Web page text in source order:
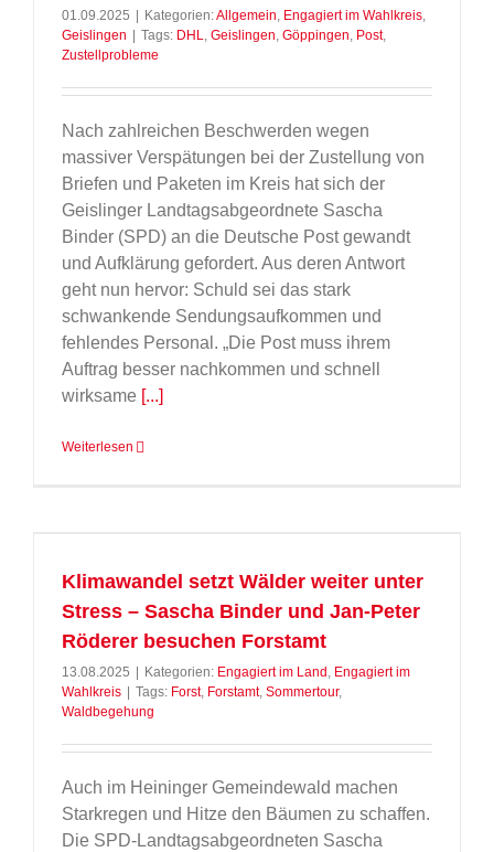
01.09.2025 Kategorien:Allgemein, Engagiert im Wahlkreis,
Geislingen
Tags: DHL, Geislingen, Göppingen, Post,
Zustellprobleme
Nach zahlreichen Beschwerden wegen
massiver Verspätungen bei der Zustellung von
Briefen und Paketen im Kreis hat sich der
Geislinger Landtagsabgeordnete Sascha
Binder (SPD) an die Deutsche Post gewandt
und Aufklärung gefordert. Aus deren Antwort
geht nun hervor: Schuld sei das stark
schwankende Sendungsaufkommen und
fehlendes Personal. „Die Post muss ihrem
Auftrag besser nachkommen und schnell
wirksame [...]
Weiterlesen
Klimawandel setzt Wälder weiter unter
Stress – Sascha Binder und Jan-Peter
Röderer besuchen Forstamt
13.08.2025 Kategorien: Engagiert im Land , Engagiert im
Wahlkreis
Tags: Forst, Forstamt, Sommertour,
Waldbegehung
Auch im Heininger Gemeindewald machen
Starkregen und Hitze den Bäumen zu schaffen.
Die SPD-Landtagsabgeordneten Sascha